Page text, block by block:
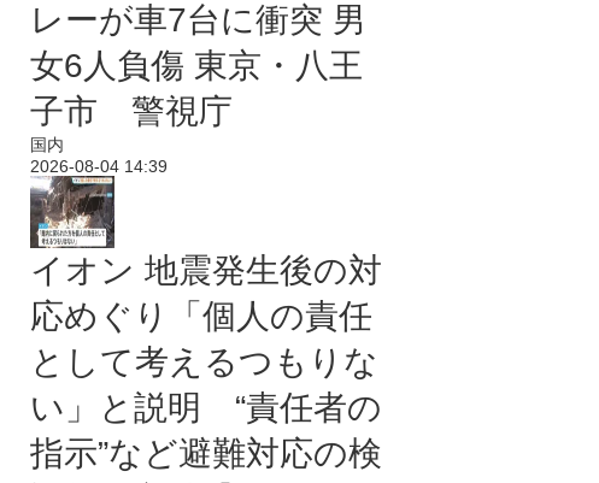
レーが車7台に衝突 男
女6人負傷 東京・八王
子市 警視庁
国内
2026-08-04 14:39
イオン 地震発生後の対
応めぐり「個人の責任
として考えるつもりな
い」と説明 “責任者の
指示”など避難対応の検